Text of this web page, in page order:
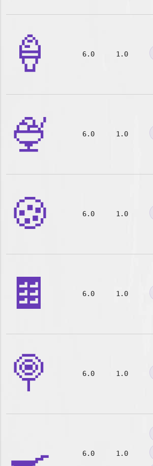
🍦 6.0 1.0
🍨 6.0 1.0
🍪 6.0 1.0
🍫 6.0 1.0
🍭 6.0 1.0
🍳 6.0 1.0